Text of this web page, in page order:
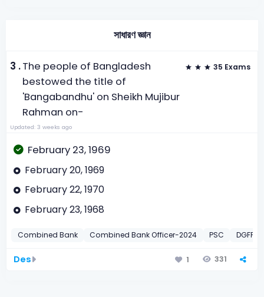
সাধারণ জ্ঞান
3 .The people of Bangladesh
bestowed the title of
'Bangabandhu' on Sheikh Mujibur
Rahman on-
35 Exams
Updated: 3 weeks ago
February 23, 1969
February 20, 1969
February 22, 1970
February 23, 1968
Combined Bank Combined Bank Officer-2024 PSC DGFP
Des 1 331